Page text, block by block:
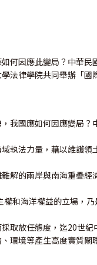
何因應此變局？中華民
法律學院共同舉辦「國
我國應如何因應變局？
執法力量，藉以維護領
解的兩岸與南海重疊經
和海洋權益的立場，乃
取放任態度，迄20世紀
環境等產生高度實質關